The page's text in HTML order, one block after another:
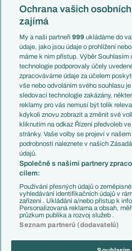
Mistrovství světa
Liga národů
Témata
Představení týmů MS
EuroSkauting
PL v kostce
Evropské koeficienty
Přestupy
Přestupové spekulace
Zranění
Kluby
Arsenal FC
Chelsea FC
Manchester United
AC Milán
Juventus FC
Bayern Mnichov
FC Barcelona
Real Madrid
Itálie
Ochrana vašich
zajímá
My a naši partneři999 ukládáme do
údaje, jako jsou údaje o prohlížení
máme k nim přístup. Výběr Souhlasím
technologie podporovaly účely
zpracováváme údaje za účelem
vše nebo odvoláním svého souhlasu
sledovací technologie zakázány,
reklamy pro vás nemusí být tolik
kdykoli znovu zobrazit a změnit své
kliknutím na odkaz Řízení předvoleb
stránky. Vaše volby se projeví v
podrobnosti naleznete v našich
údajů.
Společně s našimi partnery
cílem:
Používání přesných údajů o
vyhledávání identifikačních údajů v
zařízení . Ukládání a/nebo přístup k
Personalizovaná reklama a obsah,
průzkum publika a rozvoj služeb .
Seznam partnerů (dodavatelů)